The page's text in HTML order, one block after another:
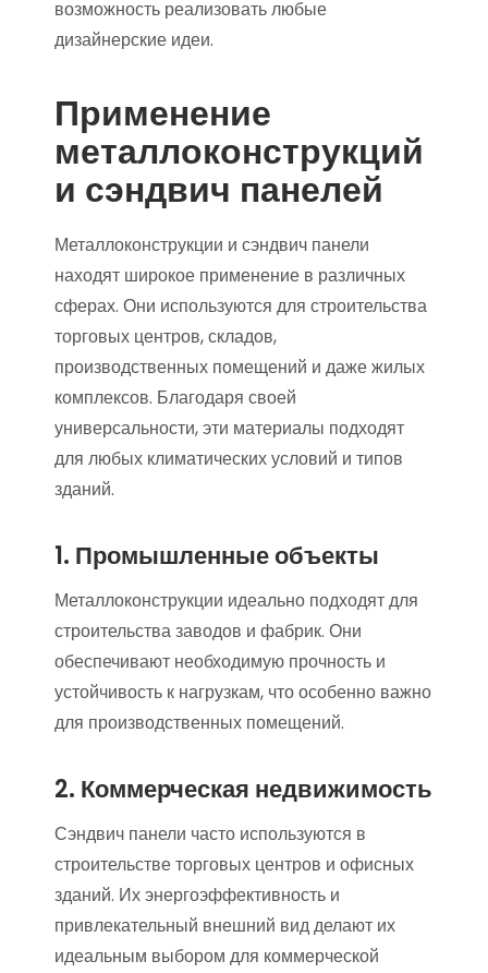
возможность реализовать любые
дизайнерские идеи.
Применение
металлоконструкций
и сэндвич панелей
Металлоконструкции и сэндвич панели
находят широкое применение в различных
сферах. Они используются для строительства
торговых центров, складов,
производственных помещений и даже жилых
комплексов. Благодаря своей
универсальности, эти материалы подходят
для любых климатических условий и типов
зданий.
1. Промышленные объекты
Металлоконструкции идеально подходят для
строительства заводов и фабрик. Они
обеспечивают необходимую прочность и
устойчивость к нагрузкам, что особенно важно
для производственных помещений.
2. Коммерческая недвижимость
Сэндвич панели часто используются в
строительстве торговых центров и офисных
зданий. Их энергоэффективность и
привлекательный внешний вид делают их
идеальным выбором для коммерческой